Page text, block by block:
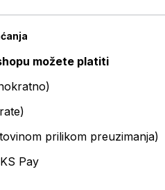
možete platiti
prilikom preuzimanja)
Pay